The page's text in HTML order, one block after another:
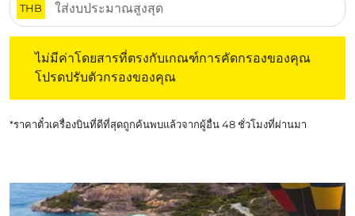
THB
ไม่มีค่าโดยสารที่ตรงกับเกณฑ์การคัดกรองของคุณ
โปรดปรับตัวกรองของคุณ
*ราคาตั๋วเครื่องบินที่ดีที่สุดถูกค้นพบแล้วจากผู้อื่น 48 ชั่วโมงที่ผ่านมา